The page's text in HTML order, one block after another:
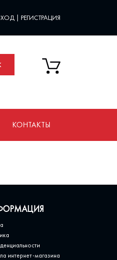
| РЕГИСТРАЦИЯ
КОНТАКТЫ
интернет-магазина